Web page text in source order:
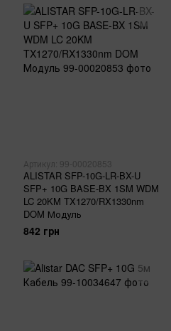
Артикул: 99-00020853
ALISTAR SFP-10G-LR-BX-U
SFP+ 10G BASE-BX 1SM WDM
LC 20KM TX1270/RX1330nm
DOM Модуль
842 грн